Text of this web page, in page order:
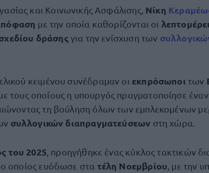
και Κοινωνικής Ασφάλισης, Νίκη
με την οποία καθορίζονται οι
δράσης για την ενίσχυση των
κειμένου συνέδραμαν οι εκπρόσωποι των
τους οποίους η υπουργός πραγματοποίησε
τη βούληση όλων των εμπλεκομένων
συλλογικών διαπραγματεύσεων στη χώρα.
του 2025 , προηγήθηκε ένας κύκλος τακτικών
οποίος ευόδωσε στα τέλη Νοεμβρίου , με την